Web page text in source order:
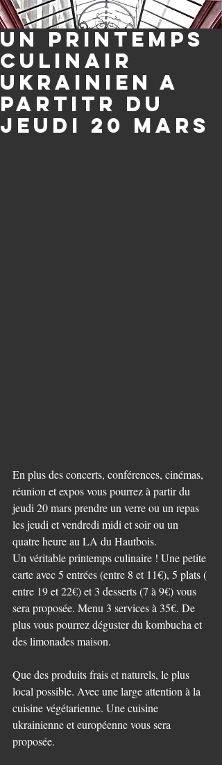
Un printemps
culinair
ukrainien A
partitr du
Jeudi 20 mars
En plus des concerts, conférences, cinémas,
réunion et expos vous pourrez à partir du
jeudi 20 mars prendre un verre ou un repas
les jeudi et vendredi midi et soir ou un
quatre heure au LA du Hautbois.
Un véritable printemps culinaire ! Une petite
carte avec 5 entrées (entre 8 et 11€), 5 plats (
entre 19 et 22€) et 3 desserts (7 à 9€) vous
sera proposée. Menu 3 services à 35€. De
plus vous pourrez déguster du kombucha et
des limonades maison.
Que des produits frais et naturels, le plus
local possible. Avec une large attention à la
cuisine végétarienne. Une cuisine
ukrainienne et européenne vous sera
proposée.